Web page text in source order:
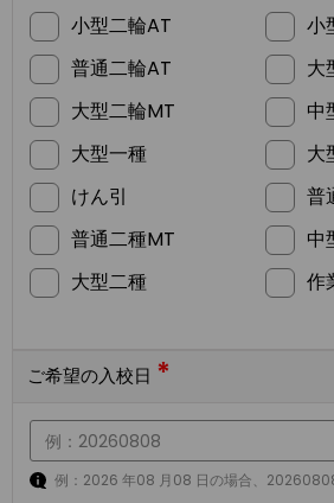
小型二輪AT
小
普通二輪AT
大
大型二輪MT
中
大型一種
大
けん引
普
普通二種MT
中
大型二種
作
ご希望の入校日 *
例：2026 年08 月08 日の場合、